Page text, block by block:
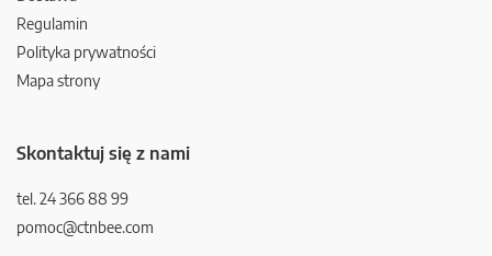
Regulamin
Polityka prywatności
Mapa strony
Skontaktuj się z nami
tel. 24 366 88 99
pomoc@ctnbee.com